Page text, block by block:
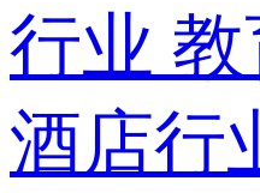
行业 教
酒店行